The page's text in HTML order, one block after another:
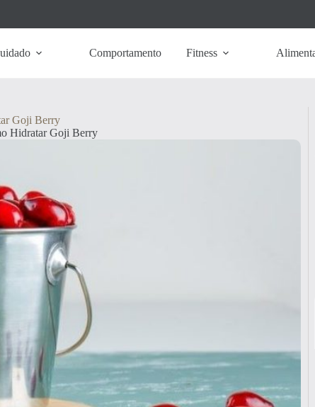
Comportamento Fitness
Goji Berry
Hidratar Goji Berry